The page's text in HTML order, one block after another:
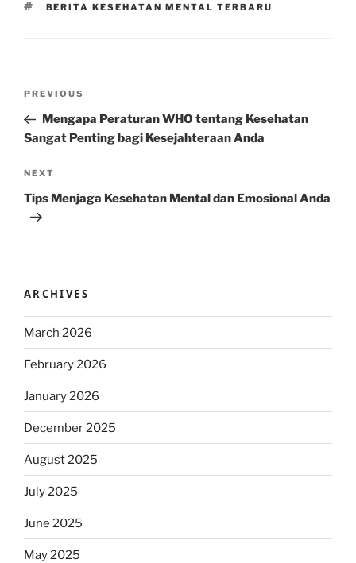
TAGS
BERITA KESEHATAN MENTAL TERBARU
Previous
Post
PREVIOUS
Mengapa Peraturan WHO tentang Kesehatan
Sangat Penting bagi Kesejahteraan Anda
Next
Post
NEXT
Tips Menjaga Kesehatan Mental dan Emosional Anda
ARCHIVES
March 2026
February 2026
January 2026
December 2025
August 2025
July 2025
June 2025
May 2025